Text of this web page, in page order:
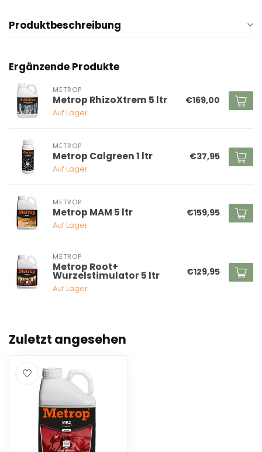
Produktbeschreibung
Ergänzende Produkte
METROP
Metrop RhizoXtrem 5 ltr
Auf Lager
€169,00
METROP
Metrop Calgreen 1 ltr
Auf Lager
€37,95
METROP
Metrop MAM 5 ltr
Auf Lager
€159,95
METROP
Metrop Root+
Wurzelstimulator 5 ltr
Auf Lager
€129,95
Zuletzt angesehen